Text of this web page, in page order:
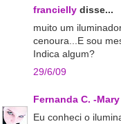
francielly disse...
muito um
cenoura...E sou
Indica algum?
29/6/09
Fernanda C. -
Eu conheci o